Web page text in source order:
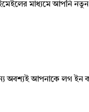
মাধ্যমে আপনি নতুন
অবশ্যই আপনাকে লগ ইন